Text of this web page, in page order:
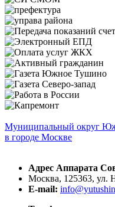
Муниципальный округ
в городе Москве
Адрес Аппарата
Москва, 125363, ул.
E-mail: